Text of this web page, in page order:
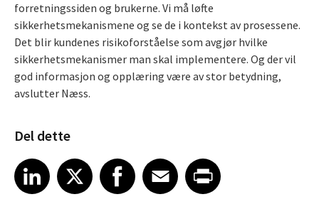
forretningssiden og brukerne. Vi må løfte
sikkerhetsmekanismene og se de i kontekst av prosessene.
Det blir kundenes risikoforståelse som avgjør hvilke
sikkerhetsmekanismer man skal implementere. Og der vil
god informasjon og opplæring være av stor betydning,
avslutter Næss.
Del dette
Share article on LinkedIn
LinkedIn
Share article on XShare article on Facebook
Facebook
Share article on Email
EmailShare article on Print